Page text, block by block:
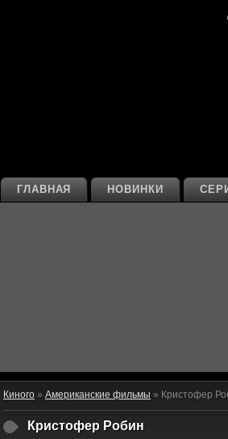
НОВИНКИ
ГЛАВНАЯ
Киного » Американские фильмы » Кристофер
Кристофер Робин